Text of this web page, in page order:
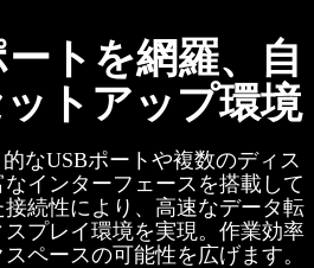
トを網羅、自
トアップ環境
なUSBポートや複数のディス
インターフェースを搭載して
続性により、高速なデータ転
プレイ環境を実現。作業効率
ペースの可能性を広げます。